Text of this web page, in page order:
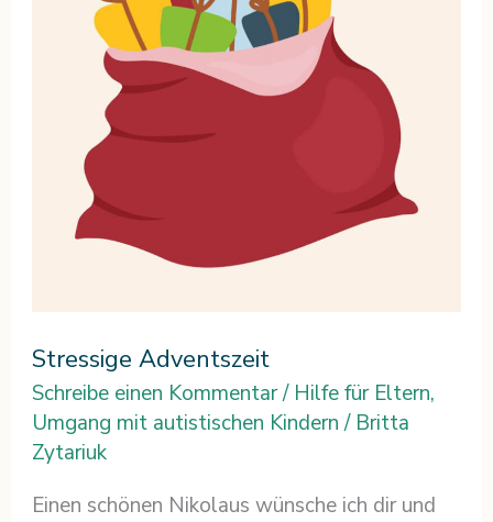
Stressige Adventszeit
Schreibe einen Kommentar/ Hilfe für Eltern,
Umgang mit autistischen Kindern/ Britta
Zytariuk
Einen schönen Nikolaus wünsche ich dir und